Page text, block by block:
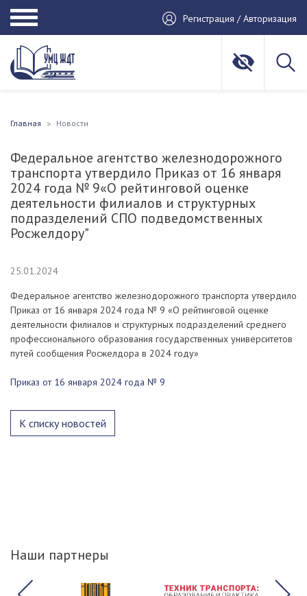
Регистрация / Авторизация
Главная Новости
Федеральное агентство железнодорожного
транспорта утвердило Приказ от 16 января
2024 года № 9«О рейтинговой оценке
деятельности филиалов и структурных
подразделений СПО подведомственных
Росжелдору"
25.01.2024
Федеральное агентство железнодорожного транспорта утвердило
Приказ от 16 января 2024 года № 9 «О рейтинговой оценке
деятельности филиалов и структурных подразделений среднего
профессионального образования государственных университетов
путей сообщения Росжелдора в 2024 году»
Приказ от 16 января 2024 года № 9
К списку новостей
Наши партнеры